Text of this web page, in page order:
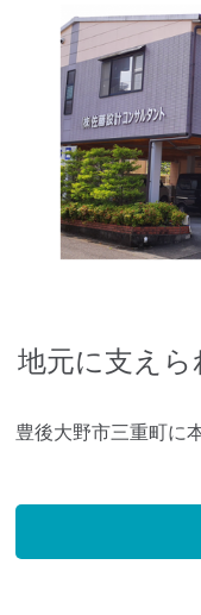
地元に支え
豊後大野市三重町に